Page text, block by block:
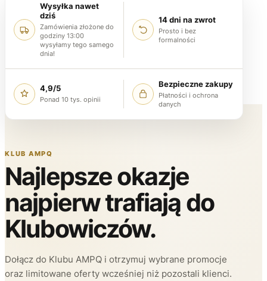
Wysyłka nawet
dziś
Zamówienia złożone do
godziny 13:00
wysyłamy tego samego
dnia!
14 dni na zwrot
Prosto i bez
formalności
4,9/5
Ponad 10 tys. opinii
Bezpieczne zakupy
Płatności i ochrona
danych
KLUB AMPQ
Najlepsze okazje
najpierw trafiają do
Klubowiczów.
Dołącz do Klubu AMPQ i otrzymuj wybrane promocje
oraz limitowane oferty wcześniej niż pozostali klienci.